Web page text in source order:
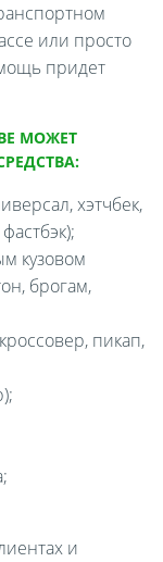
или просто
придет
МОЖЕТ
хэтчбек,
кузовом
брогам,
пикап,
и